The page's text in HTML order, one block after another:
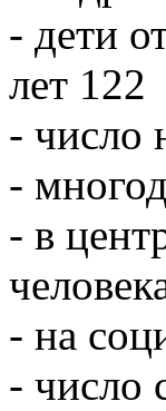
- дети
лет 122
- число
-
- в
- на
- число